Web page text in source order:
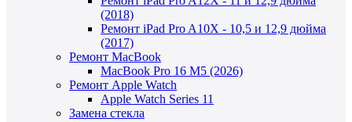
(2018)
Ремонт iPad Pro A10X - 10,5 и 12,9 дюйма
(2017)
Ремонт MacBook
MacBook Pro 16 M5 (2026)
Ремонт Apple Watch
Apple Watch Series 11
Замена стекла